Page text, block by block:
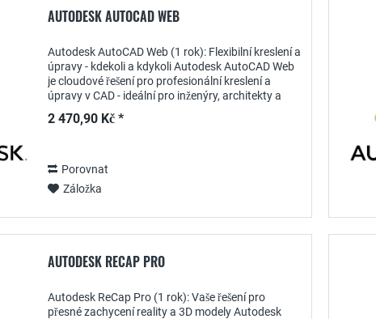
AUTODESK AUTOCAD WEB
Autodesk AutoCAD Web (1 rok): Flexibilní kreslení a
úpravy - kdekoli a kdykoli Autodesk AutoCAD Web
je cloudové řešení pro profesionální kreslení a
úpravy v CAD - ideální pro inženýry, architekty a
2 470,90 Kč *
Porovnat
Záložka
AUTODESK RECAP PRO
Autodesk ReCap Pro (1 rok): Vaše řešení pro
přesné zachycení reality a 3D modely Autodesk